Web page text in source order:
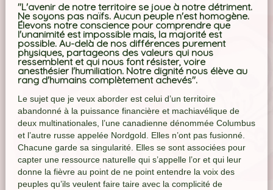
"L'avenir de notre territoire se joue à notre détriment.
Ne soyons pas naïfs. Aucun peuple n'est homogène.
Élevons notre conscience pour comprendre que
l'unanimité est impossible mais, la majorité est
possible. Au-delà de nos différences purement
physiques, partageons des valeurs qui nous
ressemblent et qui nous font résister, voire
anesthésier l'humiliation. Notre dignité nous élève au
rang d'humains complètement achevés".
Le sujet que je veux aborder est celui d’un territoire
abandonné à la puissance financière et machiavélique de
deux multinationales, l’une canadienne dénommée Columbus
et l’autre russe appelée Nordgold. Elles n’ont pas fusionné.
Chacune garde sa singularité. Elles se sont associées pour
capter une ressource naturelle qui s’appelle l’or et qui leur
donne la fièvre au point de ne point entendre la voix des
peuples qu’ils veulent faire taire avec la complicité de